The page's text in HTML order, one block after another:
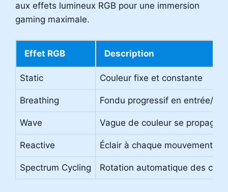
aux effets lumineux RGB pour une immersion
gaming maximale.
Effet RGB Description
Static Couleur fixe et constante
Breathing Fondu progressif en entrée/
Wave Vague de couleur se
Reactive Éclair à chaque mouvement/
Spectrum Cycling Rotation automatique des